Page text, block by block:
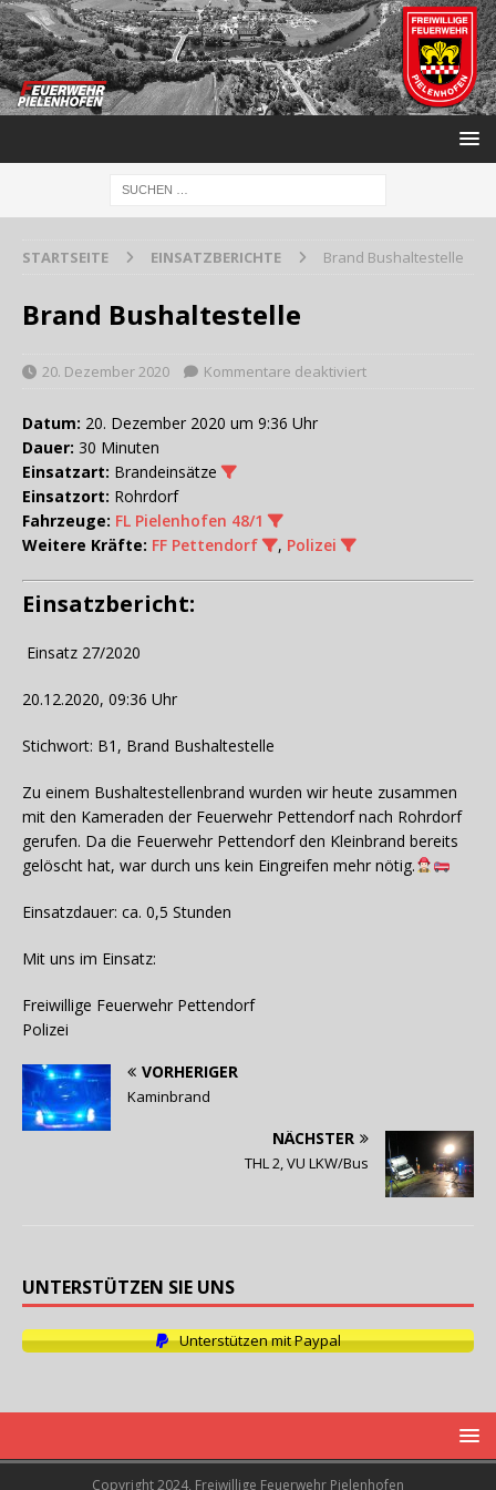
STARTSEITE EINSATZBERICHTE Brand Bushaltestelle
Brand Bushaltestelle
20. Dezember 2020 Kommentare deaktiviert
Datum: 20. Dezember 2020 um 9:36 Uhr
Dauer: 30 Minuten
Einsatzart: Brandeinsätze
Einsatzort: Rohrdorf
Fahrzeuge: FL Pielenhofen 48/1
Weitere Kräfte: FF Pettendorf , Polizei
Einsatzbericht:
Einsatz 27/2020
20.12.2020, 09:36 Uhr
Stichwort: B1, Brand Bushaltestelle
Zu einem Bushaltestellenbrand wurden wir heute zusammen
mit den Kameraden der Feuerwehr Pettendorf nach Rohrdorf
gerufen. Da die Feuerwehr Pettendorf den Kleinbrand bereits
gelöscht hat, war durch uns kein Eingreifen mehr nötig.
Einsatzdauer: ca. 0,5 Stunden
Mit uns im Einsatz:
Freiwillige Feuerwehr Pettendorf
Polizei
VORHERIGER
Kaminbrand
NÄCHSTER
THL 2, VU LKW/Bus
UNTERSTÜTZEN SIE UNS
Unterstützen mit Paypal
Copyright 2024, Freiwillige Feuerwehr Pielenhofen